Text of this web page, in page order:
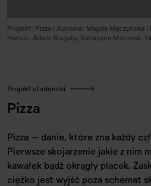
Projekt: Pizza | Autorka: Magda Mączyńska |
Harton, Adam Biegała, Katarzyna Matosek,
Projekt studencki
Pizza
Pizza – danie, które zna każdy
Pierwsze skojarzenie jakie z nim
kawałek bądź okrągły placek.
ciężko jest wyjść poza schemat